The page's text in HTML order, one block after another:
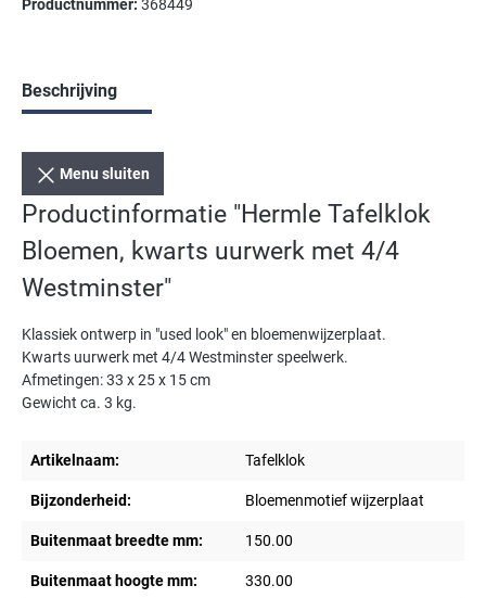
Productnummer: 368449
Beschrijving
Menu sluiten
Productinformatie "Hermle Tafelklok
Bloemen, kwarts uurwerk met 4/4
Westminster"
Klassiek ontwerp in "used look" en bloemenwijzerplaat.
Kwarts uurwerk met 4/4 Westminster speelwerk.
Afmetingen: 33 x 25 x 15 cm
Gewicht ca. 3 kg.
Artikelnaam: Tafelklok
Bijzonderheid: Bloemenmotief wijzerplaat
Buitenmaat breedte mm: 150.00
Buitenmaat hoogte mm: 330.00